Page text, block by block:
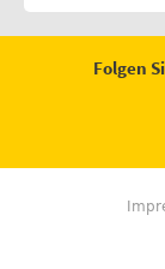
Folgen